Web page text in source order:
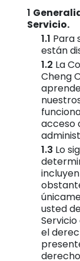
Servicio.
Para
están
La
Cheng
acceso
Lo
usted
el